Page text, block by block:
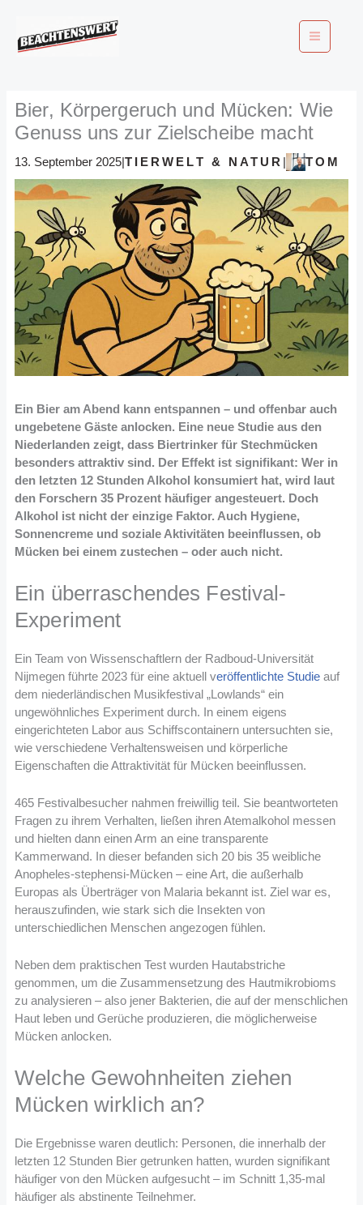
springen
Bier, Körpergeruch und Mücken: Wie
Genuss uns zur Zielscheibe macht
13. September 2025|TIERWELT & NATUR | TOM
Ein Bier am Abend kann entspannen – und offenbar auch
ungebetene Gäste anlocken. Eine neue Studie aus den
Niederlanden zeigt, dass Biertrinker für Stechmücken
besonders attraktiv sind. Der Effekt ist signifikant: Wer in
den letzten 12 Stunden Alkohol konsumiert hat, wird laut
den Forschern 35 Prozent häufiger angesteuert. Doch
Alkohol ist nicht der einzige Faktor. Auch Hygiene,
Sonnencreme und soziale Aktivitäten beeinflussen, ob
Mücken bei einem zustechen – oder auch nicht.
Ein überraschendes Festival-
Experiment
Ein Team von Wissenschaftlern der Radboud-Universität
Nijmegen führte 2023 für eine aktuell veröffentlichte Studie auf
dem niederländischen Musikfestival „Lowlands“ ein
ungewöhnliches Experiment durch. In einem eigens
eingerichteten Labor aus Schiffscontainern untersuchten sie,
wie verschiedene Verhaltensweisen und körperliche
Eigenschaften die Attraktivität für Mücken beeinflussen.
465 Festivalbesucher nahmen freiwillig teil. Sie beantworteten
Fragen zu ihrem Verhalten, ließen ihren Atemalkohol messen
und hielten dann einen Arm an eine transparente
Kammerwand. In dieser befanden sich 20 bis 35 weibliche
Anopheles-stephensi-Mücken – eine Art, die außerhalb
Europas als Überträger von Malaria bekannt ist. Ziel war es,
herauszufinden, wie stark sich die Insekten von
unterschiedlichen Menschen angezogen fühlen.
Neben dem praktischen Test wurden Hautabstriche
genommen, um die Zusammensetzung des Hautmikrobioms
zu analysieren – also jener Bakterien, die auf der menschlichen
Haut leben und Gerüche produzieren, die möglicherweise
Mücken anlocken.
Welche Gewohnheiten ziehen
Mücken wirklich an?
Die Ergebnisse waren deutlich: Personen, die innerhalb der
letzten 12 Stunden Bier getrunken hatten, wurden signifikant
häufiger von den Mücken aufgesucht – im Schnitt 1,35-mal
häufiger als abstinente Teilnehmer.